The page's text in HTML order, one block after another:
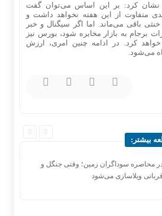
نشان کرد: بر این اساس می‌توان گفت
متفاوت از این هفته نخواهد داشت و
باقی می‌ماند. اما اگر سیگنال و خبر
برجام به بازار مخابره شود، بورس نیز
کرد. در ادامه چنین امری، ارزش
می‌شود.
بیشتر:
محاصره سوداگران زمین؛ وقتی جنگل و
ویلاسازی می‌شود